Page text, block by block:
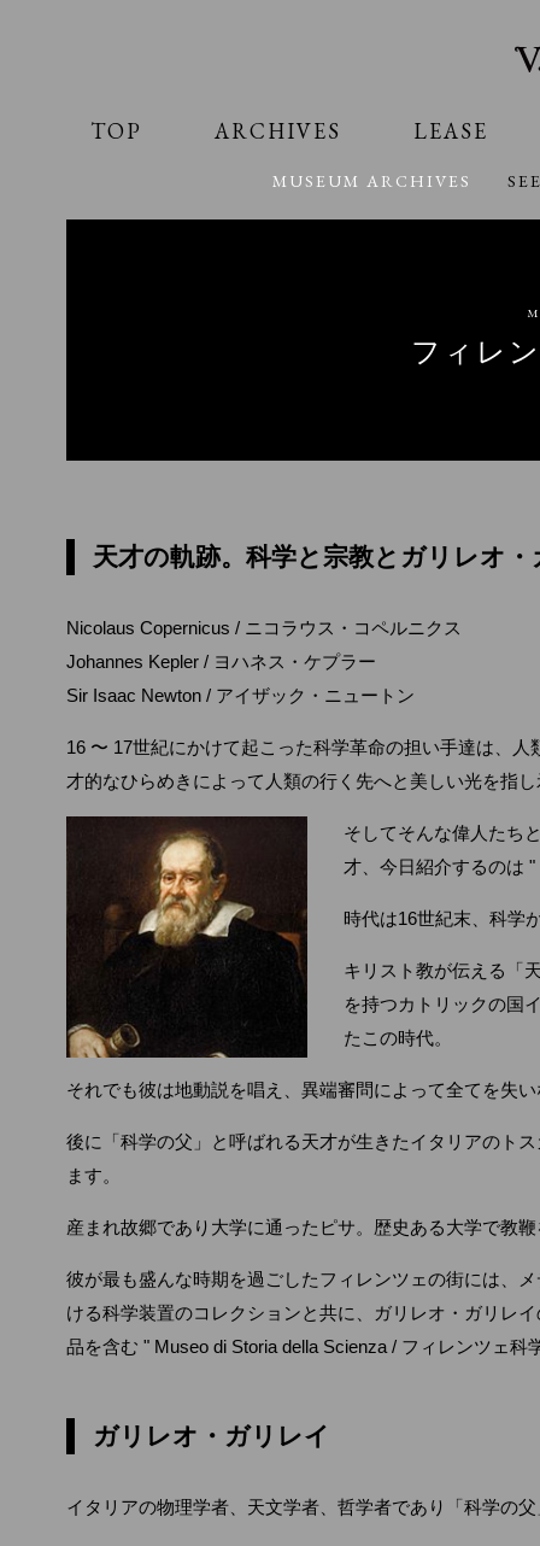
TOP ARCHIVES LEASE
MUSEUM ARCHIVES
フィレ
天才の軌跡。科学と宗教とガリレオ
Nicolaus Copernicus / ニコラウス・コペルニクス
Johannes Kepler / ヨハネス・ケプラー
Sir Isaac Newton / アイザック・ニュートン
16 〜 17世紀にかけて起こった科学革命の担い手達は、
才的なひらめきによって人類の行く先へと美しい光を指
そしてそんな偉人たち
才、今日紹介するのは
時代は16世紀末、科学
キリスト教が伝える「
を持つカトリックの国
たこの時代。
それでも彼は地動説を唱え、異端審問によって全てを失
後に「科学の父」と呼ばれる天才が生きたイタリアのト
ます。
産まれ故郷であり大学に通ったピサ。歴史ある大学で教
彼が最も盛んな時期を過ごしたフィレンツェの街には、
ける科学装置のコレクションと共に、ガリレオ・ガリレ
品を含む " Museo di Storia della Scienza / フィレンツェ
ガリレオ・ガリレイ
イタリアの物理学者、天文学者、哲学者であり「科学の